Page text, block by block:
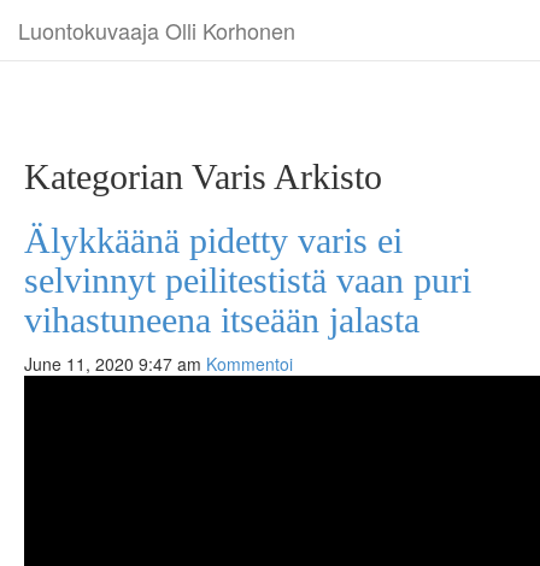
Luontokuvaaja Olli Korhonen
Kategorian Varis Arkisto
Älykkäänä pidetty varis ei
selvinnyt peilitestistä vaan puri
vihastuneena itseään jalasta
June 11, 2020 9:47 am Kommentoi